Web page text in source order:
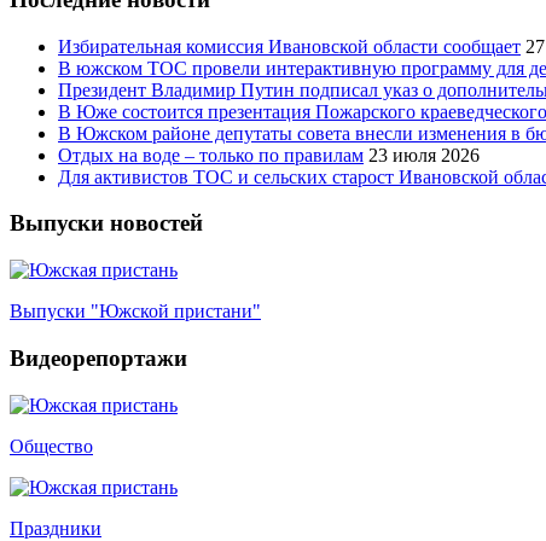
Избирательная комиссия Ивановской области сообщает
В южском ТОС провели интерактивную программу для
Президент Владимир Путин подписал указ о
В Юже состоится презентация Пожарского
В Южском районе депутаты совета внесли изменения в
Отдых на воде – только по правилам 23 июля 2026
Для активистов ТОС и сельских старост Ивановской
Выпуски новостей
Выпуски "Южской пристани"
Видеорепортажи
Общество
Праздники